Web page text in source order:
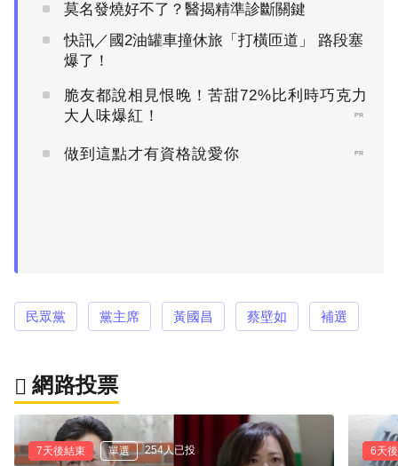
莫名發燒好不了？醫揭精準診斷關鍵
快訊／國2油罐車撞休旅「打橫匝道」 路段塞
爆了！
脆友都說相見恨晚！苦甜72%比利時巧克力
大人味爆紅！
PR
做到這點才有資格說愛你 PR
民眾黨 黨主席 黃國昌 蔡壁如 補選
網路投票
7天後結束 單選 254人已投 6天